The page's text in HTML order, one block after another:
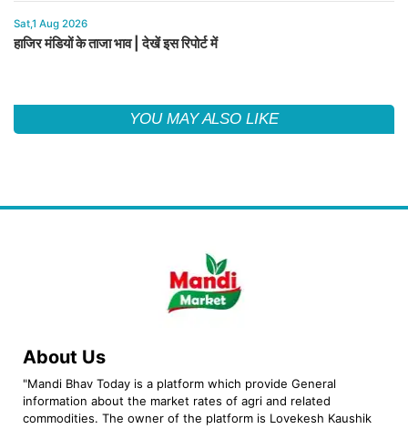
Sat,1 Aug 2026
हाजिर मंडियों के ताजा भाव | देखें इस रिपोर्ट में
YOU MAY ALSO LIKE
About Us
"Mandi Bhav Today is a platform which provide General
information about the market rates of agri and related
commodities. The owner of the platform is Lovekesh Kaushik